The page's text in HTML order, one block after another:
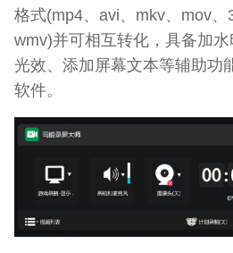
格式(mp4、avi、mkv、mov、
wmv)并可相互转化，具备加
光效、添加屏幕文本等辅助功
软件。